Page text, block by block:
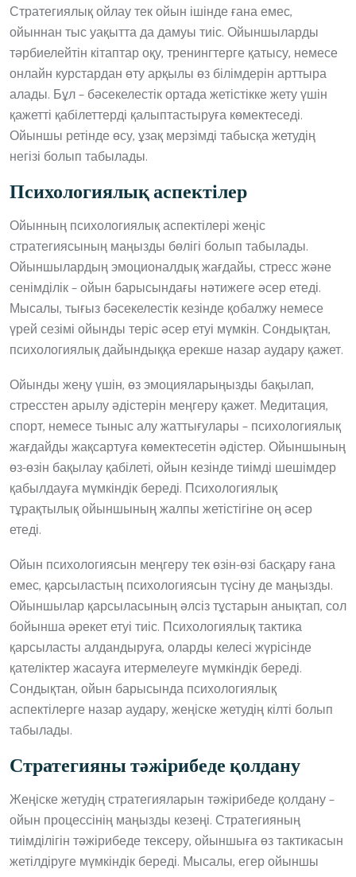
Стратегиялық ойлау тек ойын ішінде ғана емес,
ойыннан тыс уақытта да дамуы тиіс. Ойыншыларды
тәрбиелейтін кітаптар оқу, тренингтерге қатысу, немесе
онлайн курстардан өту арқылы өз білімдерін арттыра
алады. Бұл – бәсекелестік ортада жетістікке жету үшін
қажетті қабілеттерді қалыптастыруға көмектеседі.
Ойыншы ретінде өсу, ұзақ мерзімді табысқа жетудің
негізі болып табылады.
Психологиялық аспектілер
Ойынның психологиялық аспектілері жеңіс
стратегиясының маңызды бөлігі болып табылады.
Ойыншылардың эмоционалдық жағдайы, стресс және
сенімділік – ойын барысындағы нәтижеге әсер етеді.
Мысалы, тығыз бәсекелестік кезінде қобалжу немесе
үрей сезімі ойынды теріс әсер етуі мүмкін. Сондықтан,
психологиялық дайындыққа ерекше назар аудару қажет.
Ойынды жеңу үшін, өз эмоцияларыңызды бақылап,
стресстен арылу әдістерін меңгеру қажет. Медитация,
спорт, немесе тыныс алу жаттығулары – психологиялық
жағдайды жақсартуға көмектесетін әдістер. Ойыншының
өз-өзін бақылау қабілеті, ойын кезінде тиімді шешімдер
қабылдауға мүмкіндік береді. Психологиялық
тұрақтылық ойыншының жалпы жетістігіне оң әсер
етеді.
Ойын психологиясын меңгеру тек өзін-өзі басқару ғана
емес, қарсыластың психологиясын түсіну де маңызды.
Ойыншылар қарсыласының әлсіз тұстарын анықтап, сол
бойынша әрекет етуі тиіс. Психологиялық тактика
қарсыласты алдандыруға, оларды келесі жүрісінде
қателіктер жасауға итермелеуге мүмкіндік береді.
Сондықтан, ойын барысында психологиялық
аспектілерге назар аудару, жеңіске жетудің кілті болып
табылады.
Стратегияны тәжірибеде қолдану
Жеңіске жетудің стратегияларын тәжірибеде қолдану –
ойын процессінің маңызды кезеңі. Стратегияның
тиімділігін тәжірибеде тексеру, ойыншыға өз тактикасын
жетілдіруге мүмкіндік береді. Мысалы, егер ойыншы